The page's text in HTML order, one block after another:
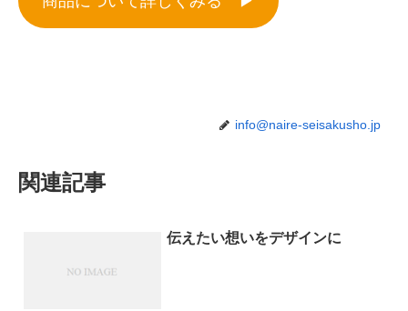
info@naire-seisakusho.jp
関連記事
伝えたい想いをデザインに